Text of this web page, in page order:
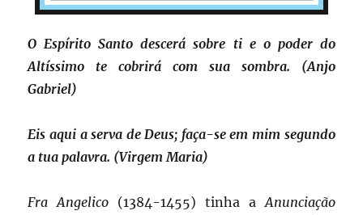
O Espírito Santo descerá sobre ti e o poder do
Altíssimo te cobrirá com sua sombra. (Anjo
Gabriel)
Eis aqui a serva de Deus; faça-se em mim segundo
a tua palavra. (Virgem Maria)
Fra Angelico (1384-1455) tinha a Anunciação